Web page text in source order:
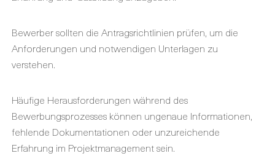
Bewerber sollten die Antragsrichtlinien prüfen, um die
Anforderungen und notwendigen Unterlagen zu
verstehen.
Häufige Herausforderungen während des
Bewerbungsprozesses können ungenaue Informationen,
fehlende Dokumentationen oder unzureichende
Erfahrung im Projektmanagement sein.